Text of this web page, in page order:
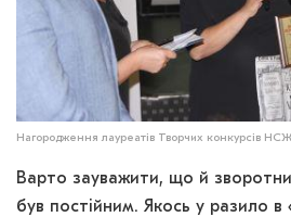
Нагородження лауреатів Творчих конкурсів
Варто зауважити, що й
був постійним. Якось у разило в